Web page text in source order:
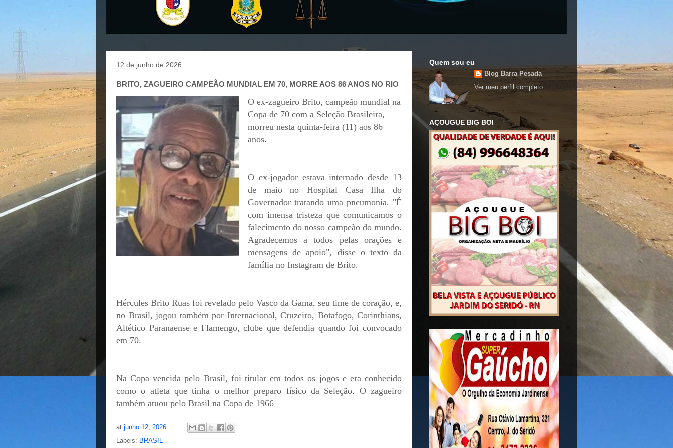
12 de junho de 2026
BRITO, ZAGUEIRO CAMPEÃO MUNDIAL EM 70, MORRE AOS 86 ANOS NO RIO
O ex-zagueiro Brito, campeão mundial na
Copa de 70 com a Seleção Brasileira,
morreu nesta quinta-feira (11) aos 86
anos.
O ex-jogador estava internado desde 13
de maio no Hospital Casa Ilha do
Governador tratando uma pneumonia. "É
com imensa tristeza que comunicamos o
falecimento do nosso campeão do mundo.
Agradecemos a todos pelas orações e
mensagens de apoio", disse o texto da
família no Instagram de Brito.
Hércules Brito Ruas foi revelado pelo Vasco da Gama, seu time de coração, e,
no Brasil, jogou também por Internacional, Cruzeiro, Botafogo, Corinthians,
Altético Paranaense e Flamengo, clube que defendia quando foi convocado
em 70.
Na Copa vencida pelo Brasil, foi titular em todos os jogos e era conhecido
como o atleta que tinha o melhor preparo físico da Seleção. O zagueiro
também atuou pelo Brasil na Copa de 1966.
at junho 12, 2026
Labels: BRASIL
Quem sou eu
Blog Barra Pesada
Ver meu perfil completo
AÇOUGUE BIG BOI